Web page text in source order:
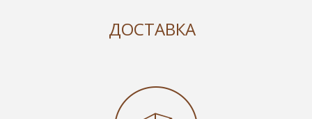
ДОСТАВКА